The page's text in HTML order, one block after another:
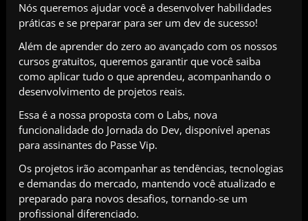
Nós queremos ajudar você a desenvolver habilidades
práticas e se preparar para ser um dev de sucesso!
Além de aprender do zero ao avançado com os nossos
cursos gratuitos, queremos garantir que você saiba
como aplicar tudo o que aprendeu, acompanhando o
desenvolvimento de projetos reais.
Essa é a nossa proposta com o Labs, nova
funcionalidade do Jornada do Dev, disponível apenas
para assinantes do Passe Vip.
Os projetos irão acompanhar as tendências, tecnologias
e demandas do mercado, mantendo você atualizado e
preparado para novos desafios, tornando-se um
profissional diferenciado.